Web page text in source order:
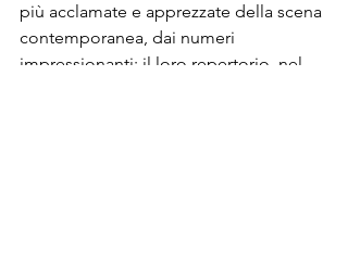
più acclamate e apprezzate della scena
contemporanea, dai numeri
impressionanti; il loro repertorio, nel